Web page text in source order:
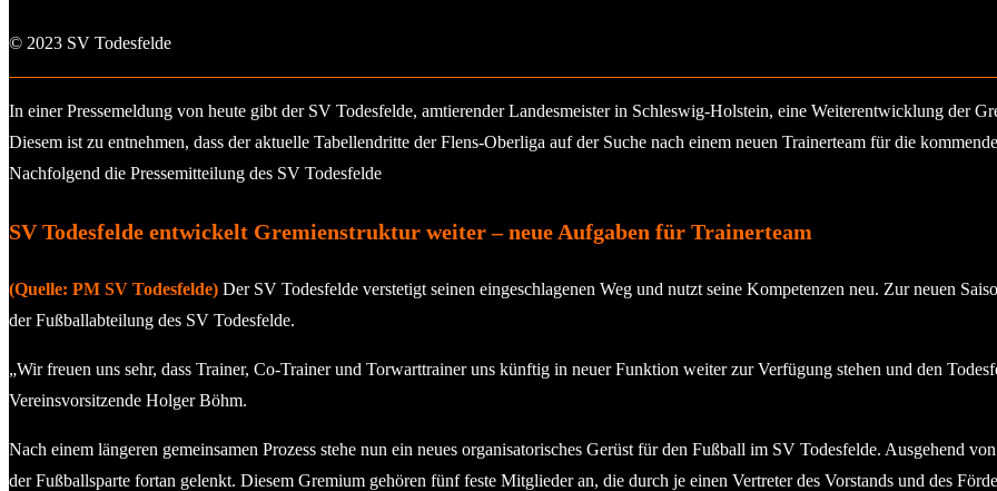
© 2023 SV Todesfelde
In einer Pressemeldung von heute gibt der SV Todesfelde, amtierender Landesmeister in Schleswig-Holstein, eine Weiterentwicklung der
Diesem ist zu entnehmen, dass der aktuelle Tabellendritte der Flens-Oberliga auf der Suche nach einem neuen Trainerteam für die
Nachfolgend die Pressemitteilung des SV Todesfelde
SV Todesfelde entwickelt Gremienstruktur weiter – neue Aufgaben für Trainerteam
(Quelle: PM SV Todesfelde) Der SV Todesfelde verstetigt seinen eingeschlagenen Weg und nutzt seine Kompetenzen neu. Zur neuen
der Fußballabteilung des SV Todesfelde.
„Wir freuen uns sehr, dass Trainer, Co-Trainer und Torwarttrainer uns künftig in neuer Funktion weiter zur Verfügung stehen und den
Vereinsvorsitzende Holger Böhm.
Nach einem längeren gemeinsamen Prozess stehe nun ein neues organisatorisches Gerüst für den Fußball im SV Todesfelde. Ausgehend
der Fußballsparte fortan gelenkt. Diesem Gremium gehören fünf feste Mitglieder an, die durch je einen Vertreter des Vorstands und des